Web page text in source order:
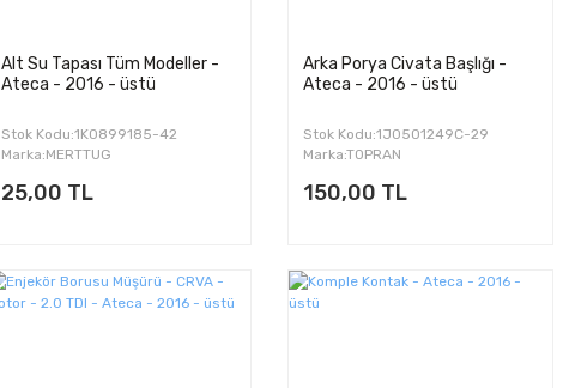
Alt Su Tapası Tüm Modeller -
Ateca - 2016 - üstü
Stok Kodu:1K0899185-42
Marka:MERTTUG
25,00 TL
Arka Porya Civata Başlığı -
Ateca - 2016 - üstü
Stok Kodu:1J0501249C-29
Marka:TOPRAN
150,00 TL